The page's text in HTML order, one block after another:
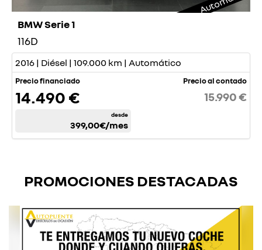
BMW Serie 1
116D
2016 | Diésel | 109.000 km | Automático
Precio financiado
14.490 €
desde
399,00€/mes
Precio al contado
15.990 €
PROMOCIONES DESTACADAS